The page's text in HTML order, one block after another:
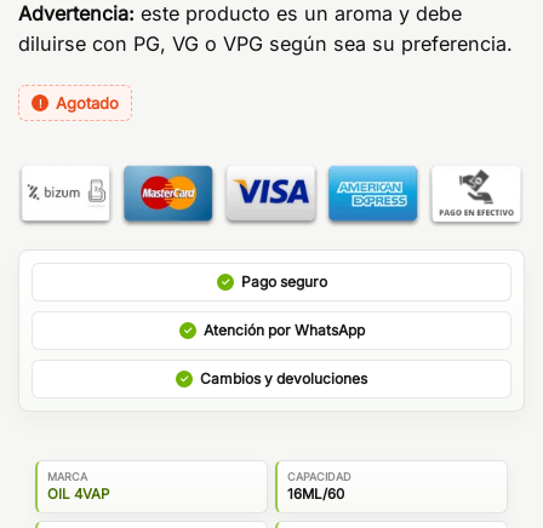
Advertencia: este producto es un aroma y debe
diluirse con PG, VG o VPG según sea su preferencia.
Agotado
Pago seguro
Atención por WhatsApp
Cambios y devoluciones
MARCA
OIL 4VAP
CAPACIDAD
16ML/60